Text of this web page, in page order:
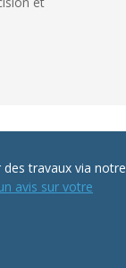
travaux via notre
avis sur votre